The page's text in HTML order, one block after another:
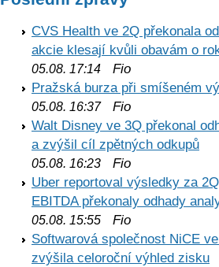
CVS Health ve 2Q překonala
akcie klesají kvůli obavám o
05.08. 17:14 Fio
Pražská burza při smíšeném
05.08. 16:37Fio
Walt Disney ve 3Q překonal
a zvýšil cíl zpětných odkupů
05.08. 16:23 Fio
Uber reportoval výsledky za
EBITDA překonaly odhady
05.08. 15:55 Fio
Softwarová společnost NiCE
zvýšila celoroční výhled zisku